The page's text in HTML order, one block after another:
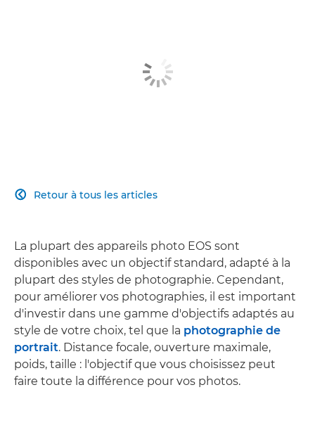
Retour à tous les articles

La plupart des appareils photo EOS sont
disponibles avec un objectif standard, adapté à la
plupart des styles de photographie. Cependant,
pour améliorer vos photographies, il est important
d'investir dans une gamme d'objectifs adaptés au
style de votre choix, tel que la photographie de
portrait. Distance focale, ouverture maximale,
poids, taille : l'objectif que vous choisissez peut
faire toute la différence pour vos photos.